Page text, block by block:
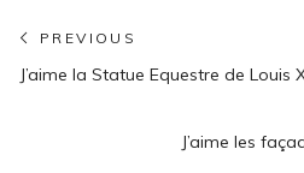
Navigation
de
PREVIOUS
Previous
J’aime la Statue Equestre de Louis
J’aime les